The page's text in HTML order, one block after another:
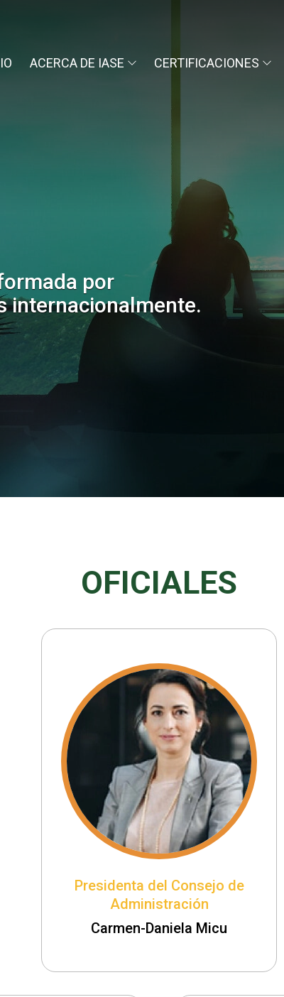
ACERCA DE IASE CERTIFICACIONES
por
internacionalmente.
OFICIALES
Presidenta del Consejo de
Administración
Carmen-Daniela Micu